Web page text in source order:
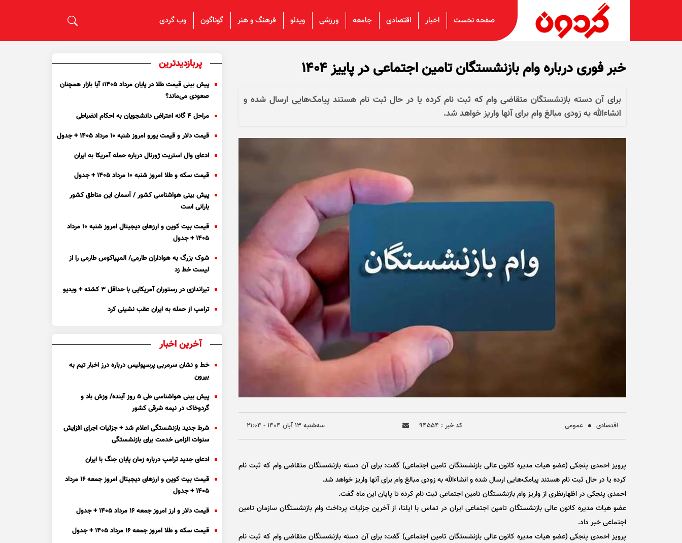
صفحه نخست اخبار اقتصادی جامعه ورزشی ویدئو فرهنگ و هنر گوناگون وب گردی
خبر فوری درباره وام بازنشستگان تامین اجتماعی در پاییز ۱۴۰۴
برای آن دسته بازنشستگان متقاضی وام که ثبت نام کرده یا در حال ثبت نام هستند پیامک‌هایی ارسال شده و
انشاءالله به زودی مبالغ وام برای آنها واریز خواهد شد.
اقتصادی عمومی کد خبر : ۹۴۵۵۴ سه‌شنبه ۱۳ آبان ۱۴۰۴ - ۲۱:۰۴
پرویز احمدی پنجکی (عضو هیات مدیره کانون عالی بازنشستگان تامین اجتماعی) گفت: برای آن دسته بازنشستگان متقاضی وام که ثبت نام
کرده یا در حال ثبت نام هستند پیامک‌هایی ارسال شده و انشاءالله به زودی مبالغ وام برای آنها واریز خواهد شد.
احمدی پنجکی در اظهارنظری از واریز وام بازنشستگان تامین اجتماعی ثبت نام کرده تا پایان این ماه گفت.
عضو هیات مدیره کانون عالی بازنشستگان تامین اجتماعی ایران در تماس با ایلنا، از آخرین جزئیات پرداخت وام بازنشستگان سازمان تامین
اجتماعی خبر داد.
پرویز احمدی پنجکی (عضو هیات مدیره کانون عالی بازنشستگان تامین اجتماعی) گفت: برای آن دسته بازنشستگان متقاضی وام که ثبت نام
پربازدیدترین
پیش بینی قیمت طلا در پایان مرداد 1405؛ آیا بازار همچنان
صعودی می‌ماند؟
مراحل ۴ گانه اعتراض دانشجویان به احکام انضباطی
قیمت دلار و قیمت یورو امروز شنبه ۱۰ مرداد ۱۴۰۵ + جدول
ادعای وال استریت ژورنال درباره حمله آمریکا به ایران
قیمت سکه و طلا امروز شنبه ۱۰ مرداد ۱۴۰۵ + جدول
پیش بینی هواشناسی کشور / آسمان این مناطق کشور
بارانی است
قیمت بیت کوین و ارز‌های دیجیتال امروز شنبه ۱۰ مرداد
۱۴۰۵ + جدول
شوک بزرگ به هواداران طارمی/ المپیاکوس طارمی را از
لیست خط زد
تیراندازی در رستوران آمریکایی با حداقل ۳ کشته + ویدیو
ترامپ از حمله به ایران عقب نشینی کرد
آخرین اخبار
خط و نشان سرمربی پرسپولیس درباره درز اخبار تیم به
بیرون
پیش بینی هواشناسی طی ۵ روز آینده/ وزش باد و
گردوخاک در نیمه شرقی کشور
شرط جدید بازنشستگی اعلام شد + جزئیات اجرای افزایش
سنوات الزامی خدمت برای بازنشستگی
ادعای جدید ترامپ درباره زمان پایان جنگ با ایران
قیمت بیت کوین و ارز‌های دیجیتال امروز جمعه ۱۶ مرداد
۱۴۰۵ + جدول
قیمت دلار و ارز امروز جمعه ۱۶ مرداد ۱۴۰۵ + جدول
قیمت سکه و طلا امروز جمعه ۱۶ مرداد ۱۴۰۵ + جدول